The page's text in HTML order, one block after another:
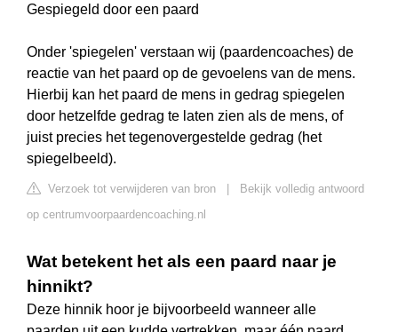
Gespiegeld door een paard
Onder 'spiegelen' verstaan wij (paardencoaches) de
reactie van het paard op de gevoelens van de mens.
Hierbij kan het paard de mens in gedrag spiegelen
door hetzelfde gedrag te laten zien als de mens, of
juist precies het tegenovergestelde gedrag (het
spiegelbeeld).
Verzoek tot verwijderen van bron
Bekijk volledig antwoord
op centrumvoorpaardencoaching.nl
Wat betekent het als een paard naar je
hinnikt?
Deze hinnik hoor je bijvoorbeeld wanneer alle